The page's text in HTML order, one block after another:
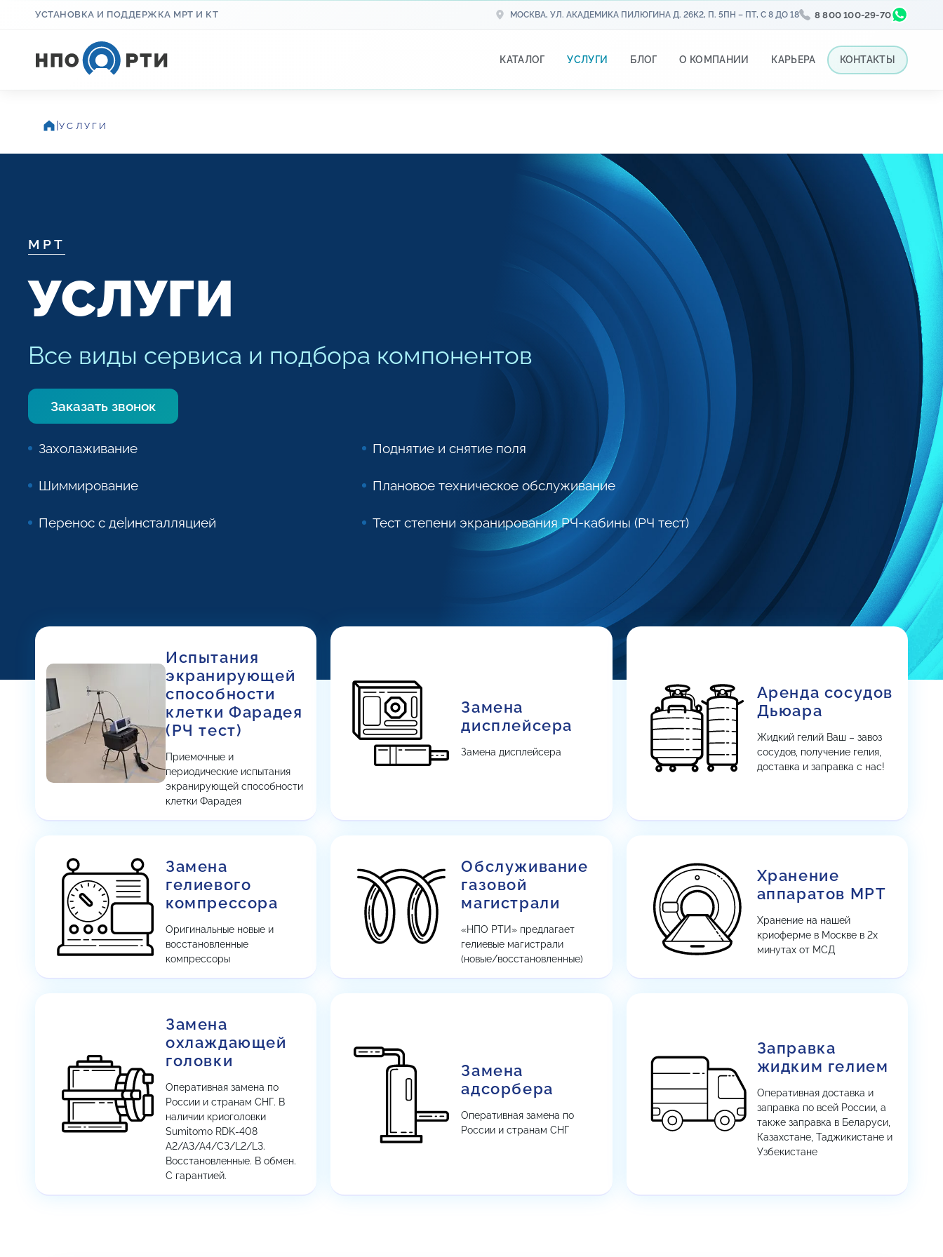
УСТАНОВКА И ПОДДЕРЖКА МРТ И КТ МОСКВА, УЛ. АКАДЕМИКА ПИЛЮГИНА Д. 26К2, П. 5ПН – ПТ, С 8 ДО 18 8 800 100-29-70
КАТАЛОГ УСЛУГИ БЛОГ О КОМПАНИИ КАРЬЕРА КОНТАКТЫ
|УСЛУГИ
МРТ
УСЛУГИ
Все виды сервиса и подбора компонентов
Заказать звонок
Захолаживание Поднятие и снятие поля
Шиммирование Плановое техническое обслуживание
Перенос с де|инсталляцией Тест степени экранирования РЧ-кабины (РЧ тест)
Испытания
экранирующей
способности
клетки Фарадея
(РЧ тест)
Приемочные и
периодические испытания
экранирующей способности
клетки Фарадея
Замена
дисплейсера
Замена дисплейсера
Аренда сосудов
Дьюара
Жидкий гелий Ваш – завоз
сосудов, получение гелия,
доставка и заправка с нас!
Замена
гелиевого
компрессора
Оригинальные новые и
восстановленные
компрессоры
Обслуживание
газовой
магистрали
«НПО РТИ» предлагает
гелиевые магистрали
(новые/восстановленные)
Хранение
аппаратов МРТ
Хранение на нашей
криоферме в Москве в 2х
минутах от МСД
Замена
охлаждающей
головки
Оперативная замена по
России и странам СНГ. В
наличии криоголовки
Sumitomo RDK-408
A2/A3/A4/C3/L2/L3.
Восстановленные. В обмен.
С гарантией.
Замена
адсорбера
Оперативная замена по
России и странам СНГ
Заправка
жидким гелием
Оперативная доставка и
заправка по всей России, а
также заправка в Беларуси,
Казахстане, Таджикистане и
Узбекистане